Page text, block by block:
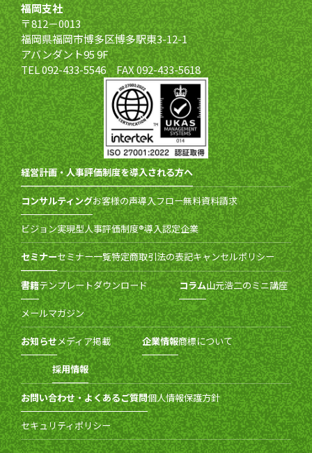
福岡支社
〒812－0013
福岡県福岡市博多区博多駅東3-12-1
アバンダント95 9F
TEL 092-433-5546 FAX 092-433-5618
経営計画・人事評価制度を導入される方へ
コンサルティングお客様の声導入フロー無料資料請求
ビジョン実現型人事評価制度®導入認定企業
セミナーセミナー一覧特定商取引法の表記キャンセルポリシー
書籍テンプレートダウンロード コラム山元浩二のミニ講座
メールマガジン
お知らせメディア掲載 企業情報商標について
採用情報
お問い合わせ・よくあるご質問個人情報保護方針
セキュリティポリシー